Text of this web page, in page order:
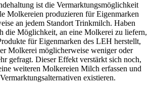
ist die Vermarktungsmöglichkeit
Molkereien produzieren für Eigenmarken
an jedem Standort Trinkmilch. Haben
die Möglichkeit, an eine Molkerei zu liefern,
für Eigenmarken des LEH herstellt,
Molkerei möglicherweise weniger oder
gefragt. Dieser Effekt verstärkt sich noch,
weiteren Molkereien Milch erfassen und
existieren.